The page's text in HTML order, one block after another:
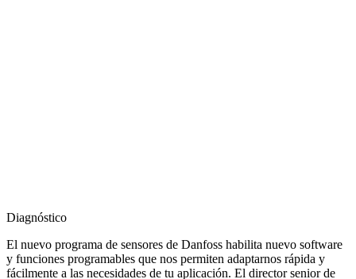
Diagnóstico
El nuevo programa de sensores de Danfoss habilita nuevo software
y funciones programables que nos permiten adaptarnos rápida y
fácilmente a las necesidades de tu aplicación. El director senior de